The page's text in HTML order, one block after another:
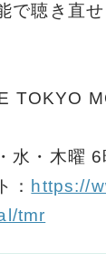
で聴き直せ
TOKYO
水・木曜
： https://
tmr